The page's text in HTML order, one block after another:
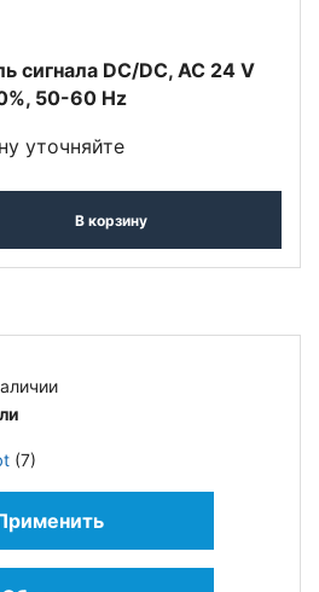
(7)
сигнала DC/DC, AC 24 V
50-60 Hz
уточняйте
В корзину